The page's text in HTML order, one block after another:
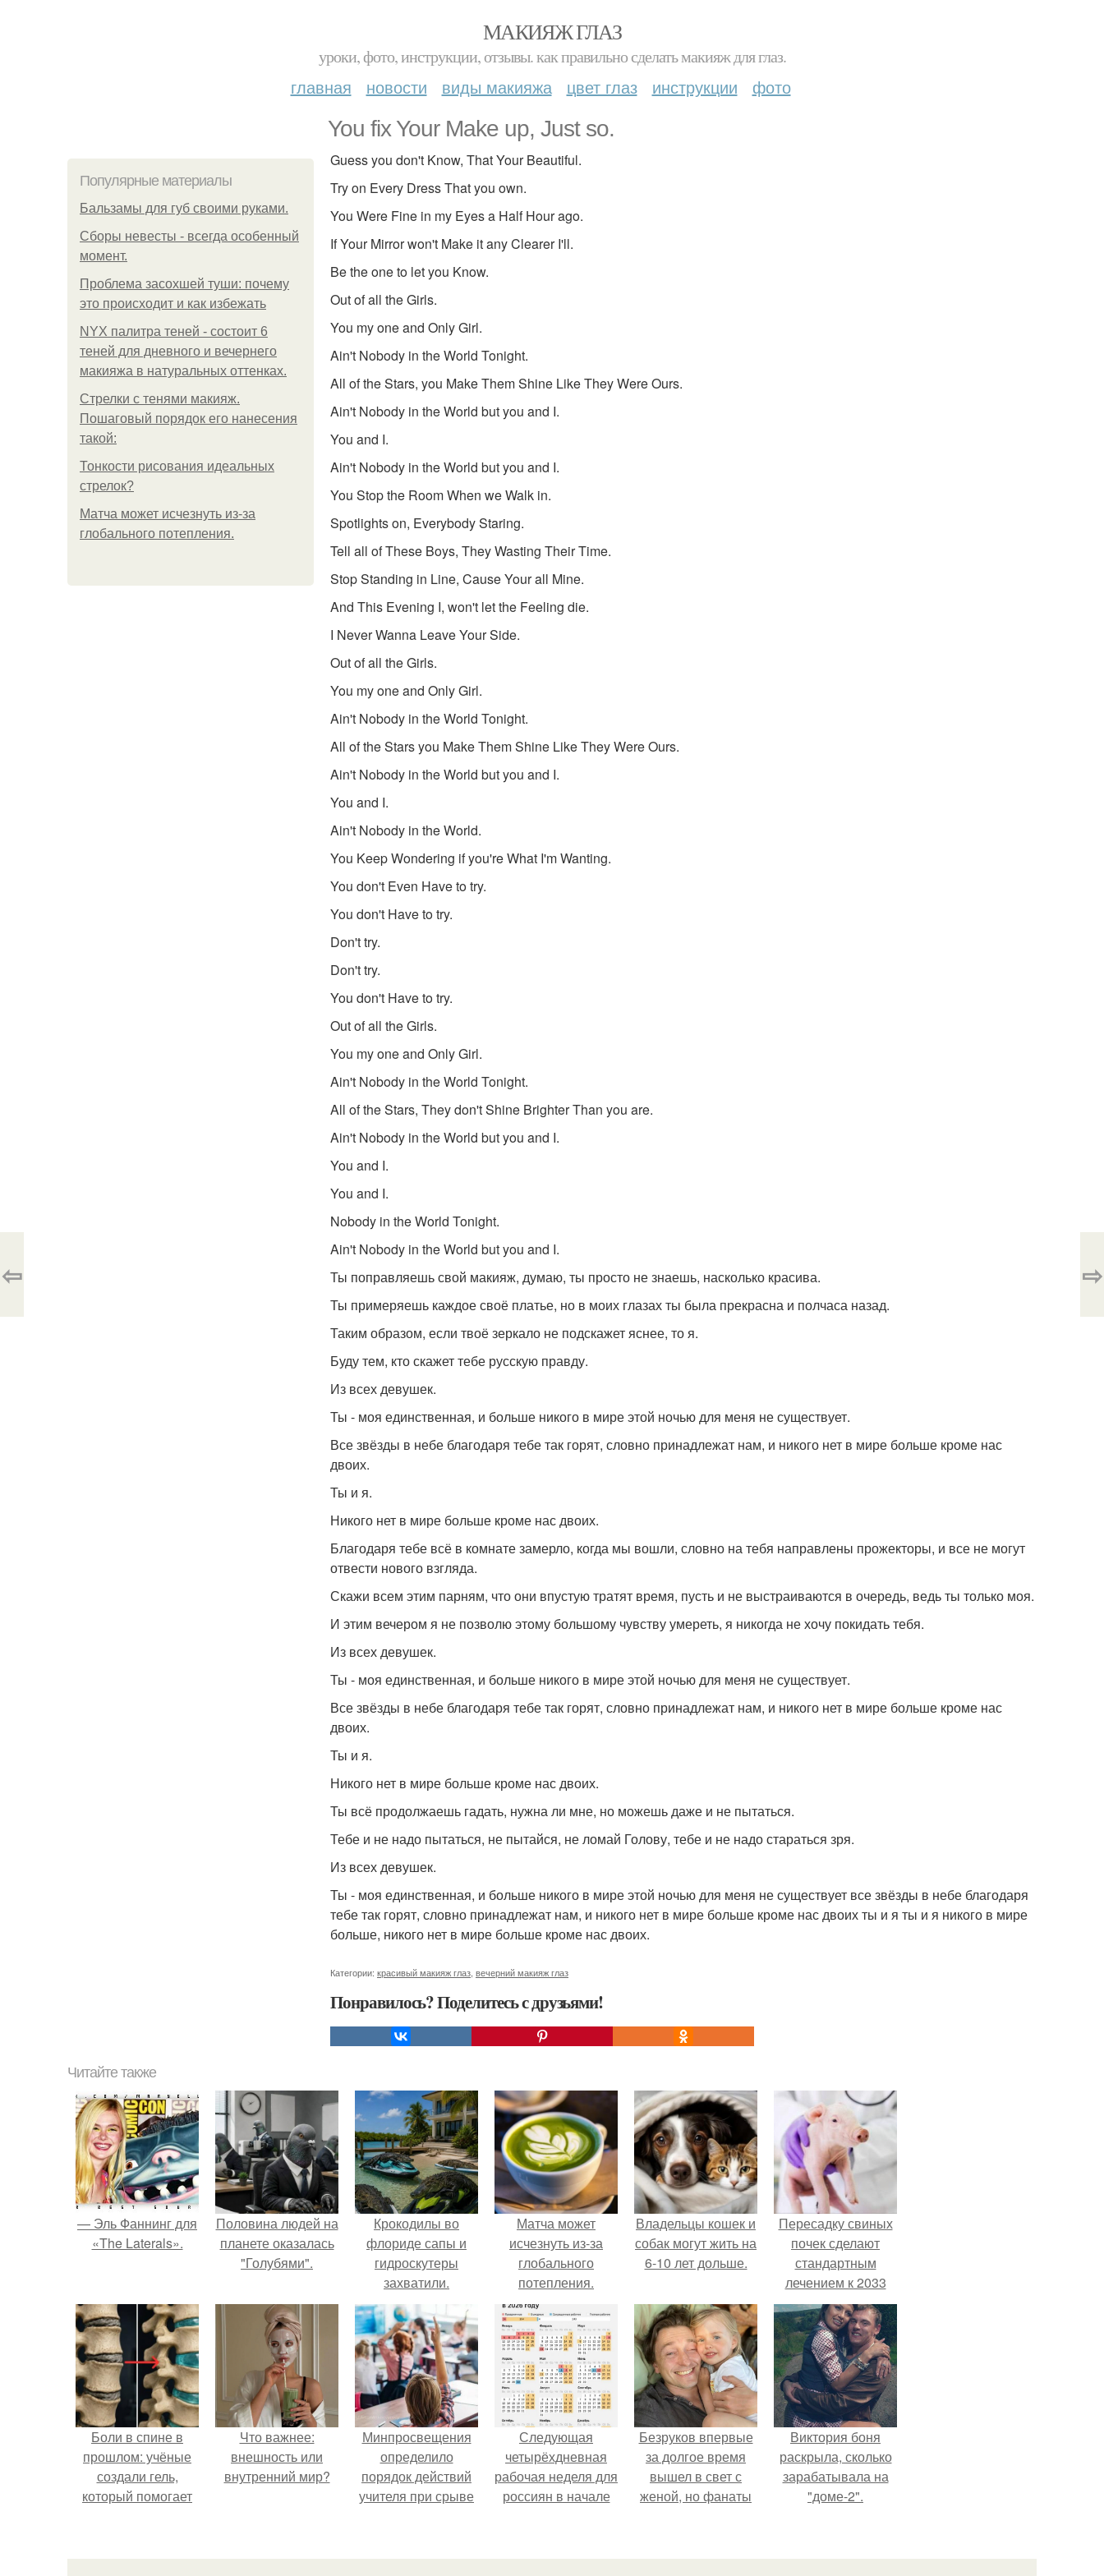
МАКИЯЖ ГЛАЗ
уроки, фото, инструкции, отзывы. как правильно сделать макияж для глаз.
главная новости виды макияжа цвет глаз инструкции фото
You fix Your Make up, Just so.
Популярные материалы
Бальзамы для губ своими руками.
Сборы невесты - всегда особенный
момент.
Проблема засохшей туши: почему
это происходит и как избежать
NYX палитра теней - состоит 6
теней для дневного и вечернего
макияжа в натуральных оттенках.
Стрелки с тенями макияж.
Пошаговый порядок его нанесения
такой:
Тонкости рисования идеальных
стрелок?
Матча может исчезнуть из-за
глобального потепления.
Guess you don't Know, That Your Beautiful.
Try on Every Dress That you own.
You Were Fine in my Eyes a Half Hour ago.
If Your Mirror won't Make it any Clearer I'll.
Be the one to let you Know.
Out of all the Girls.
You my one and Only Girl.
Ain't Nobody in the World Tonight.
All of the Stars, you Make Them Shine Like They Were Ours.
Ain't Nobody in the World but you and I.
You and I.
Ain't Nobody in the World but you and I.
You Stop the Room When we Walk in.
Spotlights on, Everybody Staring.
Tell all of These Boys, They Wasting Their Time.
Stop Standing in Line, Cause Your all Mine.
And This Evening I, won't let the Feeling die.
I Never Wanna Leave Your Side.
Out of all the Girls.
You my one and Only Girl.
Ain't Nobody in the World Tonight.
All of the Stars you Make Them Shine Like They Were Ours.
Ain't Nobody in the World but you and I.
You and I.
Ain't Nobody in the World.
You Keep Wondering if you're What I'm Wanting.
You don't Even Have to try.
You don't Have to try.
Don't try.
Don't try.
You don't Have to try.
Out of all the Girls.
You my one and Only Girl.
Ain't Nobody in the World Tonight.
All of the Stars, They don't Shine Brighter Than you are.
Ain't Nobody in the World but you and I.
You and I.
You and I.
Nobody in the World Tonight.
Ain't Nobody in the World but you and I.
Ты поправляешь свой макияж, думаю, ты просто не знаешь, насколько красива.
Ты примеряешь каждое своё платье, но в моих глазах ты была прекрасна и полчаса назад.
Таким образом, если твоё зеркало не подскажет яснее, то я.
Буду тем, кто скажет тебе русскую правду.
Из всех девушек.
Ты - моя единственная, и больше никого в мире этой ночью для меня не существует.
Все звёзды в небе благодаря тебе так горят, словно принадлежат нам, и никого нет в мире больше кроме нас
двоих.
Ты и я.
Никого нет в мире больше кроме нас двоих.
Благодаря тебе всё в комнате замерло, когда мы вошли, словно на тебя направлены прожекторы, и все не могут
отвести нового взгляда.
Скажи всем этим парням, что они впустую тратят время, пусть и не выстраиваются в очередь, ведь ты только моя.
И этим вечером я не позволю этому большому чувству умереть, я никогда не хочу покидать тебя.
Из всех девушек.
Ты - моя единственная, и больше никого в мире этой ночью для меня не существует.
Все звёзды в небе благодаря тебе так горят, словно принадлежат нам, и никого нет в мире больше кроме нас
двоих.
Ты и я.
Никого нет в мире больше кроме нас двоих.
Ты всё продолжаешь гадать, нужна ли мне, но можешь даже и не пытаться.
Тебе и не надо пытаться, не пытайся, не ломай Голову, тебе и не надо стараться зря.
Из всех девушек.
Ты - моя единственная, и больше никого в мире этой ночью для меня не существует все звёзды в небе благодаря
тебе так горят, словно принадлежат нам, и никого нет в мире больше кроме нас двоих ты и я ты и я никого в мире
больше, никого нет в мире больше кроме нас двоих.
Категории: красивый макияж глаз вечерний макияж глаз
Понравилось? Поделитесь с друзьями!
⇦ ⇨
Читайте также
— Эль Фаннинг для
«The Laterals».
Половина людей на
планете оказалась
"Голубями".
Крокодилы во
флориде сапы и
гидроскутеры
захватили.
Матча может
исчезнуть из-за
глобального
потепления.
Владельцы кошек и
собак могут жить на
6-10 лет дольше.
Пересадку свиных
почек сделают
стандартным
лечением к 2033
году в Японии.
Боли в спине в
прошлом: учёные
создали гель,
который помогает
диски.
Что важнее:
внешность или
внутренний мир?
Минпросвещения
определило
порядок действий
учителя при срыве
Следующая
четырёхдневная
рабочая неделя для
россиян в начале
Безруков впервые
за долгое время
вышел в свет с
женой, но фанаты
Анны: "какая она
Виктория боня
раскрыла, сколько
зарабатывала на
"доме-2".